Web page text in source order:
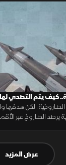
كيف يتم التصدي
لكن هدفها
برصد الصاروخ عبر
عرض المزيد